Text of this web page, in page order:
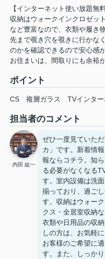
【インターネット使い放題無料
収納はウォークインクロゼッ
など豊富なので、衣類や履き
先まで覗き穴を覗きに行かな
のかを確認できるので安心感
お住まいは、間取りにも余裕
ポイント
CS 複層ガラス TVインタ
担当者のコメント
内田 紘一
ぜひ一度見ていた
カ」です。新着情
報ならコチラ。知
る必要がなくなる
す。室内設備は洗
揃っており、過ご
す。収納はウォー
クス・全居室収納
衣類や日用品の収
しの方は、お気軽
お客様のご希望に
す。また、しっか